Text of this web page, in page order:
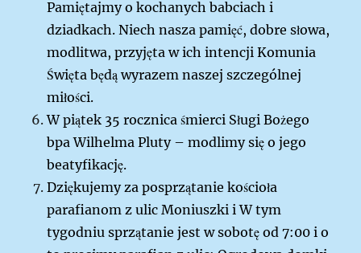
Pamiętajmy o kochanych babciach i
dziadkach. Niech nasza pamięć, dobre słowa,
modlitwa, przyjęta w ich intencji Komunia
Święta będą wyrazem naszej szczególnej
miłości.
W piątek 35 rocznica śmierci Sługi Bożego
bpa Wilhelma Pluty – modlimy się o jego
beatyfikację.
Dziękujemy za posprzątanie kościoła
parafianom z ulic Moniuszki i W tym
tygodniu sprzątanie jest w sobotę od 7:00 i o